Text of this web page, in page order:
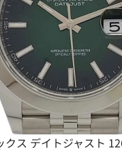
クス デイトジャスト